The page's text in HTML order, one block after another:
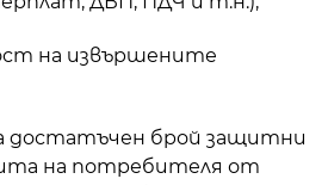
на извършените
достатъчен брой защитни
на потребителя от